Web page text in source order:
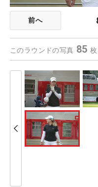
前へ
このラウンドの写真 85枚